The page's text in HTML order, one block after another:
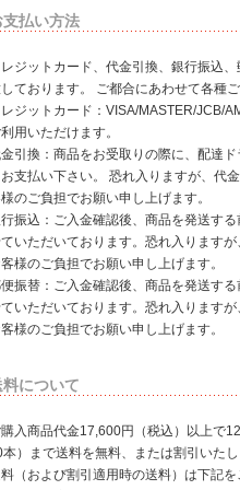
支払い方法
ジットカード、代金引換、銀行振込、
ております。 ご都合にあわせて各種ご
ジットカード：VISA/MASTER/JCB/
用いただけます。
引換：商品をお受取りの際に、配達
支払い下さい。 恐れ入りますが、代
のご負担でお願い申し上げます。
振込：ご入金確認後、商品を発送する
いただいております。恐れ入ります
様のご負担でお願い申し上げます。
振替：ご入金確認後、商品を発送する
いただいております。恐れ入ります
様のご負担でお願い申し上げます。
料について
入商品代金17,600円（税込）以上で
）まで送料を無料、または割引いたし
（および割引適用時の送料）は下記を